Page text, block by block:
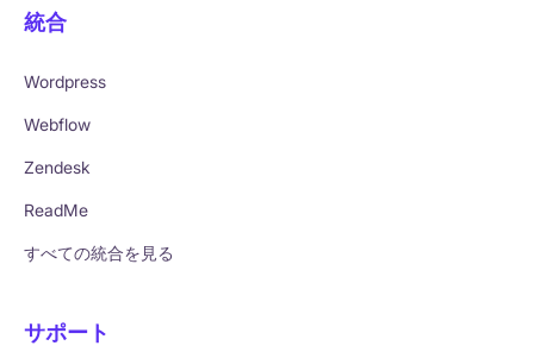
統合
Wordpress
Webflow
Zendesk
ReadMe
すべての統合を見る
サポート